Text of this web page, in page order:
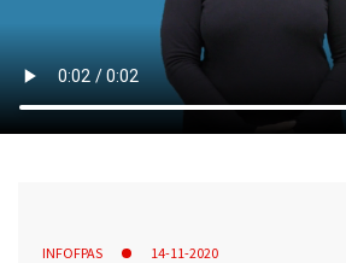
INFOFPAS 14-11-2020